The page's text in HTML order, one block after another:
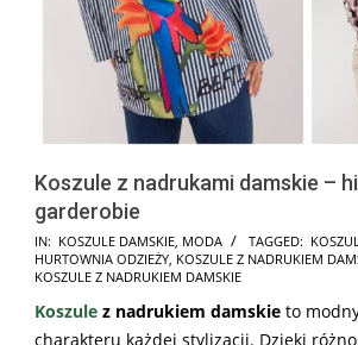
Koszule z nadrukami damskie –
garderobie
2024-
09-
IN: KOSZULE DAMSKIE MODA TAGGED:
HURTOWNIA ODZIEŻY KOSZULE Z NADRUKIEM
KOSZULE Z NADRUKIEM DAMSKIE
Koszule z nadrukiem damskie to
charakteru każdej stylizacji. Dzięki